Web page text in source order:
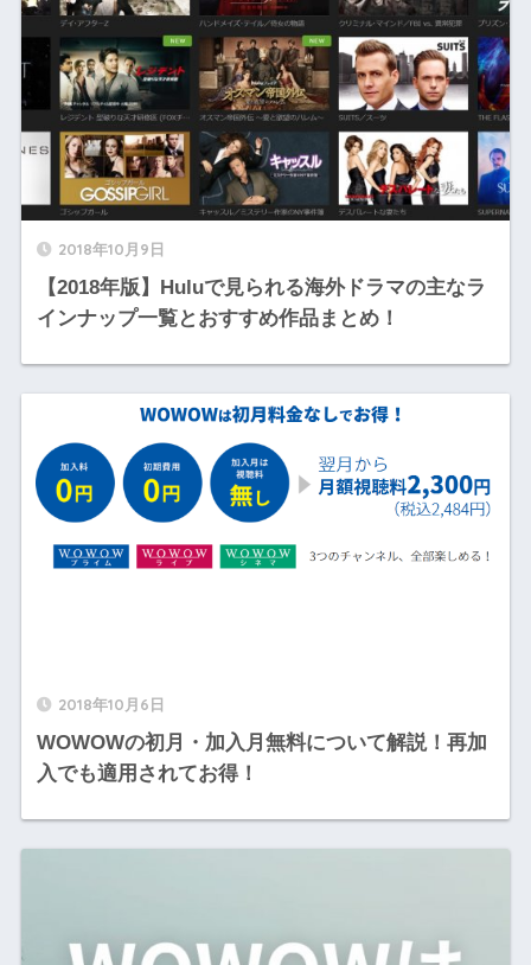
2018年10月9日
【2018年版】Huluで見られる海外ドラマの主なラ
インナップ一覧とおすすめ作品まとめ！
2018年10月6日
WOWOWの初月・加入月無料について解説！再加
入でも適用されてお得！